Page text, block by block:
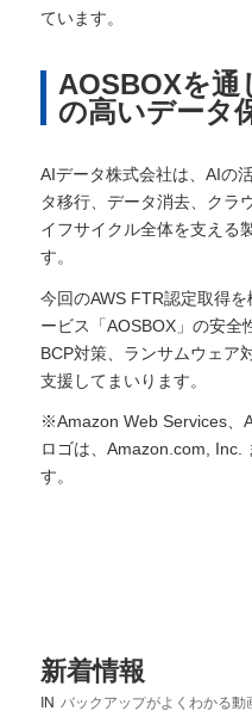
ています。
AOSBOXを通
の高いデータ
AIデータ株式会社は、AIの
タ移行、データ消去、クラ
イフサイクル全体を支える
す。
今回のAWS FTR認定取得
ービス「AOSBOX」の安全
BCP対策、ランサムウェア
支援してまいります。
※Amazon Web Services、
ロゴは、Amazon.com, Inc.
す。
新着情報
IN バックアップがよくわかる動